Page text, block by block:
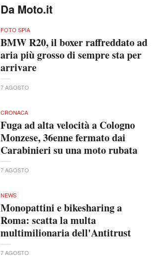
Da Moto.it
FOTO SPIA
BMW R20, il boxer raffreddato ad
aria più grosso di sempre sta per
arrivare
7 AGOSTO
CRONACA
Fuga ad alta velocità a Cologno
Monzese, 36enne fermato dai
Carabinieri su una moto rubata
7 AGOSTO
NEWS
Monopattini e bikesharing a
Roma: scatta la multa
multimilionaria dell'Antitrust
7 AGOSTO